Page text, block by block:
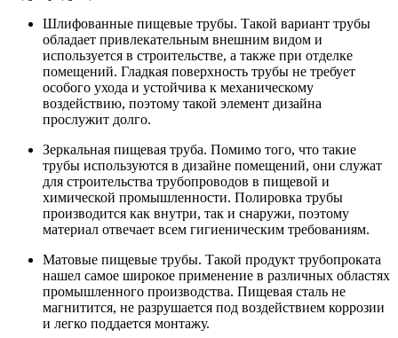
Шлифованные пищевые трубы. Такой вариант трубы
обладает привлекательным внешним видом и
используется в строительстве, а также при отделке
помещений. Гладкая поверхность трубы не требует
особого ухода и устойчива к механическому
воздействию, поэтому такой элемент дизайна
прослужит долго.
Зеркальная пищевая труба. Помимо того, что такие
трубы используются в дизайне помещений, они служат
для строительства трубопроводов в пищевой и
химической промышленности. Полировка трубы
производится как внутри, так и снаружи, поэтому
материал отвечает всем гигиеническим требованиям.
Матовые пищевые трубы. Такой продукт трубопроката
нашел самое широкое применение в различных областях
промышленного производства. Пищевая сталь не
магнитится, не разрушается под воздействием коррозии
и легко поддается монтажу.